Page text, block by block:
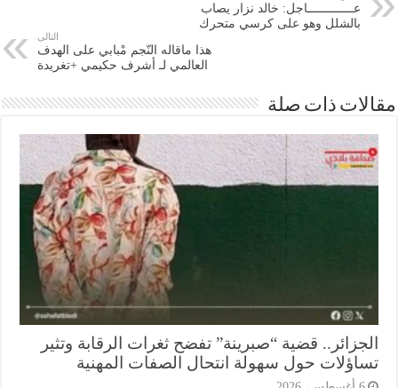
عـــــــــــــاجل: خالد نزار يصاب
بالشلل وهو على كرسي متحرك
هذا ماقاله النّجم مْبابي على الهدف
العالمي لـ أشرف حكيمي +تغريدة
ذات صلة
قضية “صبرينة” تفضح ثغرات الرقابة وتثير
حول سهولة انتحال الصفات المهنية